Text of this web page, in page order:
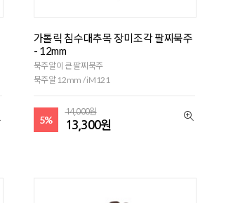
가톨릭 침수대추목 장미조각 팔찌묵주
- 12mm
묵주알이 큰 팔찌묵주
묵주알 12mm / iM121
5%
14,000원
13,300원